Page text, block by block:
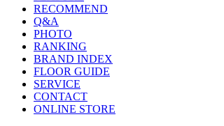
RECOMMEND
Q&A
PHOTO
RANKING
BRAND INDEX
FLOOR GUIDE
SERVICE
CONTACT
ONLINE STORE